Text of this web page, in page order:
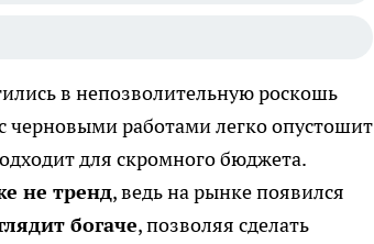
в непозволительную роскошь
черновыми работами легко опустошит
для скромного бюджета.
не тренд, ведь на рынке появился
богаче, позволяя сделать